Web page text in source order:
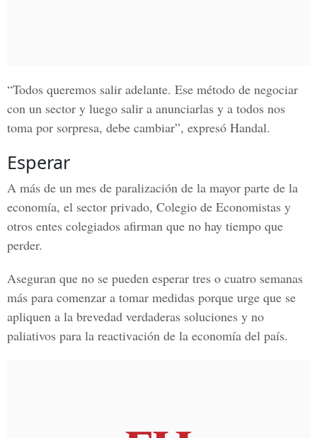
“Todos queremos salir adelante. Ese método de negociar
con un sector y luego salir a anunciarlas y a todos nos
toma por sorpresa, debe cambiar”, expresó Handal.
Esperar
A más de un mes de paralización de la mayor parte de la
economía, el sector privado, Colegio de Economistas y
otros entes colegiados afirman que no hay tiempo que
perder.
Aseguran que no se pueden esperar tres o cuatro semanas
más para comenzar a tomar medidas porque urge que se
apliquen a la brevedad verdaderas soluciones y no
paliativos para la reactivación de la economía del país.